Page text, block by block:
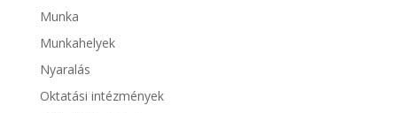
Munka
Munkahelyek
Nyaralás
Oktatási intézmények